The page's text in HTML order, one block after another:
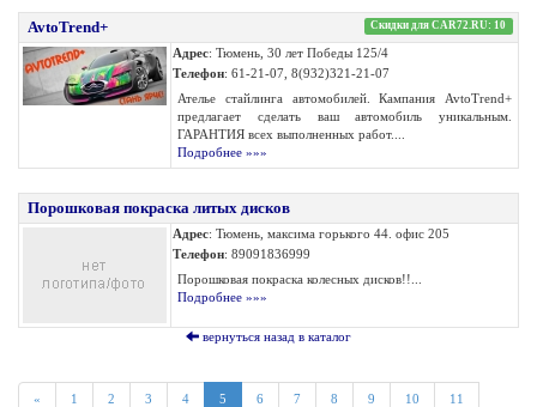
AvtoTrend+ Скидки для CAR72.RU: 10
Адрес: Тюмень, 30 лет Победы 125/4
Телефон: 61-21-07, 8(932)321-21-07
Ателье стайлинга автомобилей. Кампания AvtoTrend+
предлагает сделать ваш автомобиль уникальным.
ГАРАНТИЯ всех выполненных работ....
Подробнее »»»
Порошковая покраска литых дисков
Адрес: Тюмень, максима горького 44. офис 205
Телефон: 89091836999
Порошковая покраска колесных дисков!!...
Подробнее »»»
вернуться назад в каталог
« 1 2 3 4 5 6 7 8 9 10 11